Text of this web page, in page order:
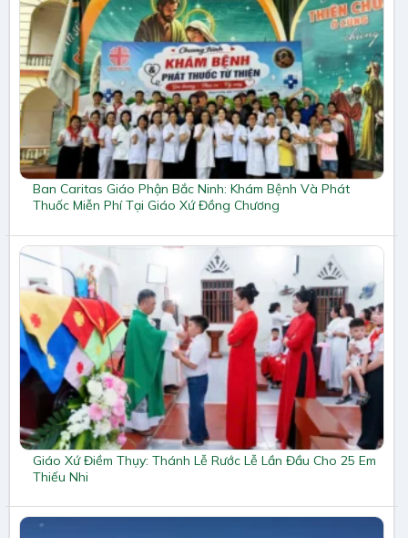
Ban Caritas Giáo Phận Bắc Ninh: Khám Bệnh Và Phát
Thuốc Miễn Phí Tại Giáo Xứ Đồng Chương
Giáo Xứ Điềm Thụy: Thánh Lễ Rước Lễ Lần Đầu Cho 25 Em
Thiếu Nhi